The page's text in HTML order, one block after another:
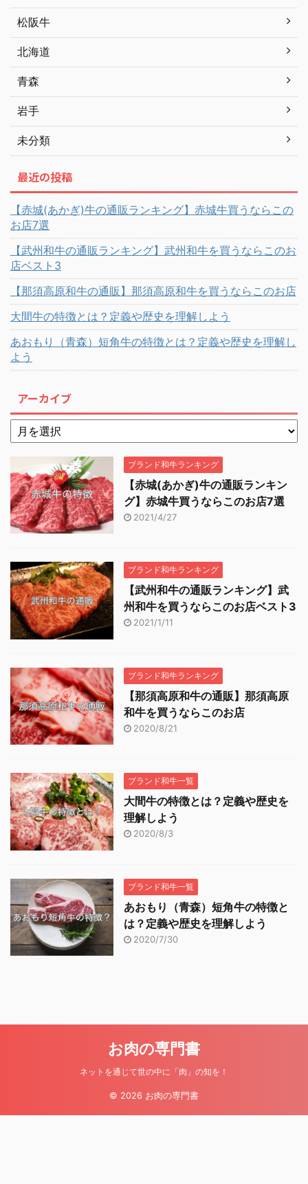
松阪牛
北海道
青森
岩手
未分類
最近の投稿
【赤城(あかぎ)牛の通販ランキング】赤城牛買うならこの
お店7選
【武州和牛の通販ランキング】武州和牛を買うならこのお
店ベスト3
【那須高原和牛の通販】那須高原和牛を買うならこのお店
大間牛の特徴とは？定義や歴史を理解しよう
あおもり（青森）短角牛の特徴とは？定義や歴史を理解し
よう
アーカイブ
ブランド和牛ランキング
【赤城(あかぎ)牛の通販ランキン
グ】赤城牛買うならこのお店7選
2021/4/27
ブランド和牛ランキング
【武州和牛の通販ランキング】武
州和牛を買うならこのお店ベスト3
2021/1/11
ブランド和牛ランキング
【那須高原和牛の通販】那須高原
和牛を買うならこのお店
2020/8/21
ブランド和牛一覧
大間牛の特徴とは？定義や歴史を
理解しよう
2020/8/3
ブランド和牛一覧
あおもり（青森）短角牛の特徴と
は？定義や歴史を理解しよう
2020/7/30
お肉の専門書
ネットを通じて世の中に「肉」の知を！
© 2026 お肉の専門書